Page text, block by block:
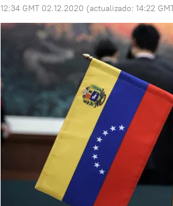
12:34 GMT 02.12.2020 (actualizado: 14:22